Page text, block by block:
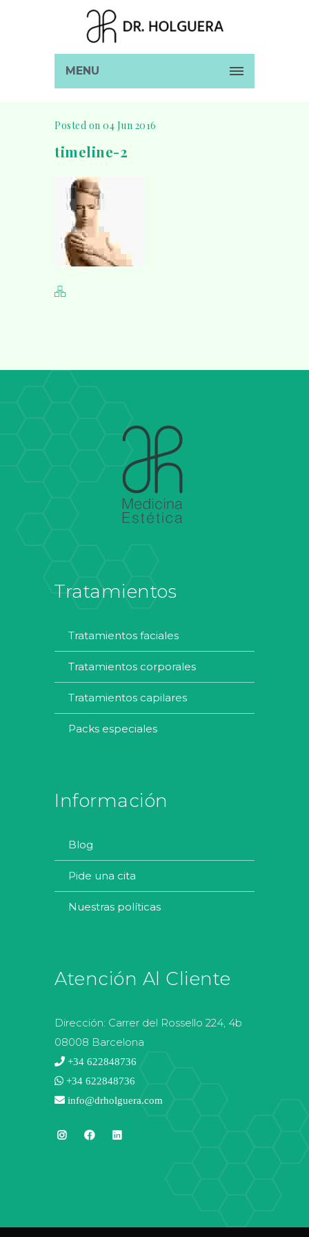
MENU
Posted on 04 Jun 2016
timeline-2
Tratamientos
tratamientos faciales
tratamientos corporales
tratamientos capilares
packs especiales
Información
blog
pide una cita
nuestras políticas
Atención Al Cliente
Dirección: Carrer del Rossello 224, 4b
08008 Barcelona
+34 622848736
+34 622848736
info@drholguera.com